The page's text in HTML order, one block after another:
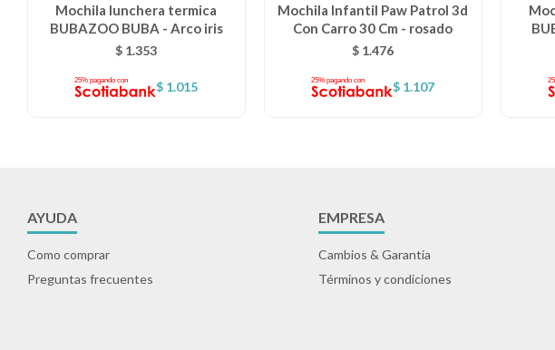
Mochila lunchera termica
BUBAZOO BUBA - Arco iris
$ 1.353
$ 1.015
Mochila Infantil Paw Patrol 3d
Con Carro 30 Cm - rosado
$ 1.476
$ 1.107
AYUDA
Como comprar
Preguntas frecuentes
EMPRESA
Cambios & Garantía
Términos y condiciones